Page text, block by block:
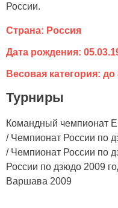
России.
Страна: Россия
Дата рождения:
Весовая категория: до
Турниры
Командный чемпионат
/ Чемпионат России по
/ Чемпионат России по
России по дзюдо 2009
Варшава 2009